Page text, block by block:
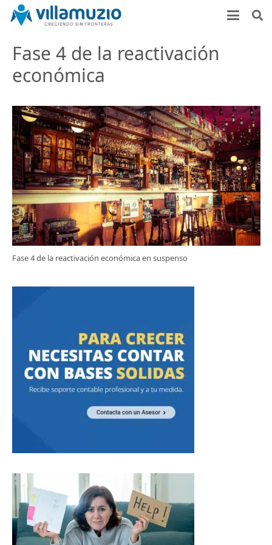
Fase 4 de la reactivación
económica
Fase 4 de la reactivación económica en suspenso